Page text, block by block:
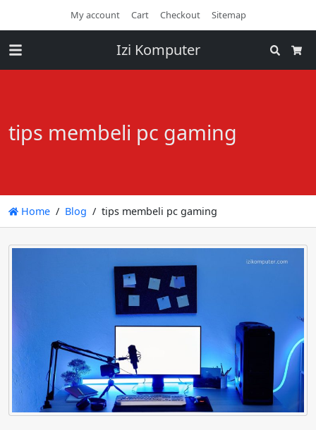
My account Cart Checkout Sitemap
Izi Komputer
Search
tips membeli pc gaming
Home Blog tips membeli pc gaming